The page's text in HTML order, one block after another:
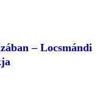
– Locsmándi